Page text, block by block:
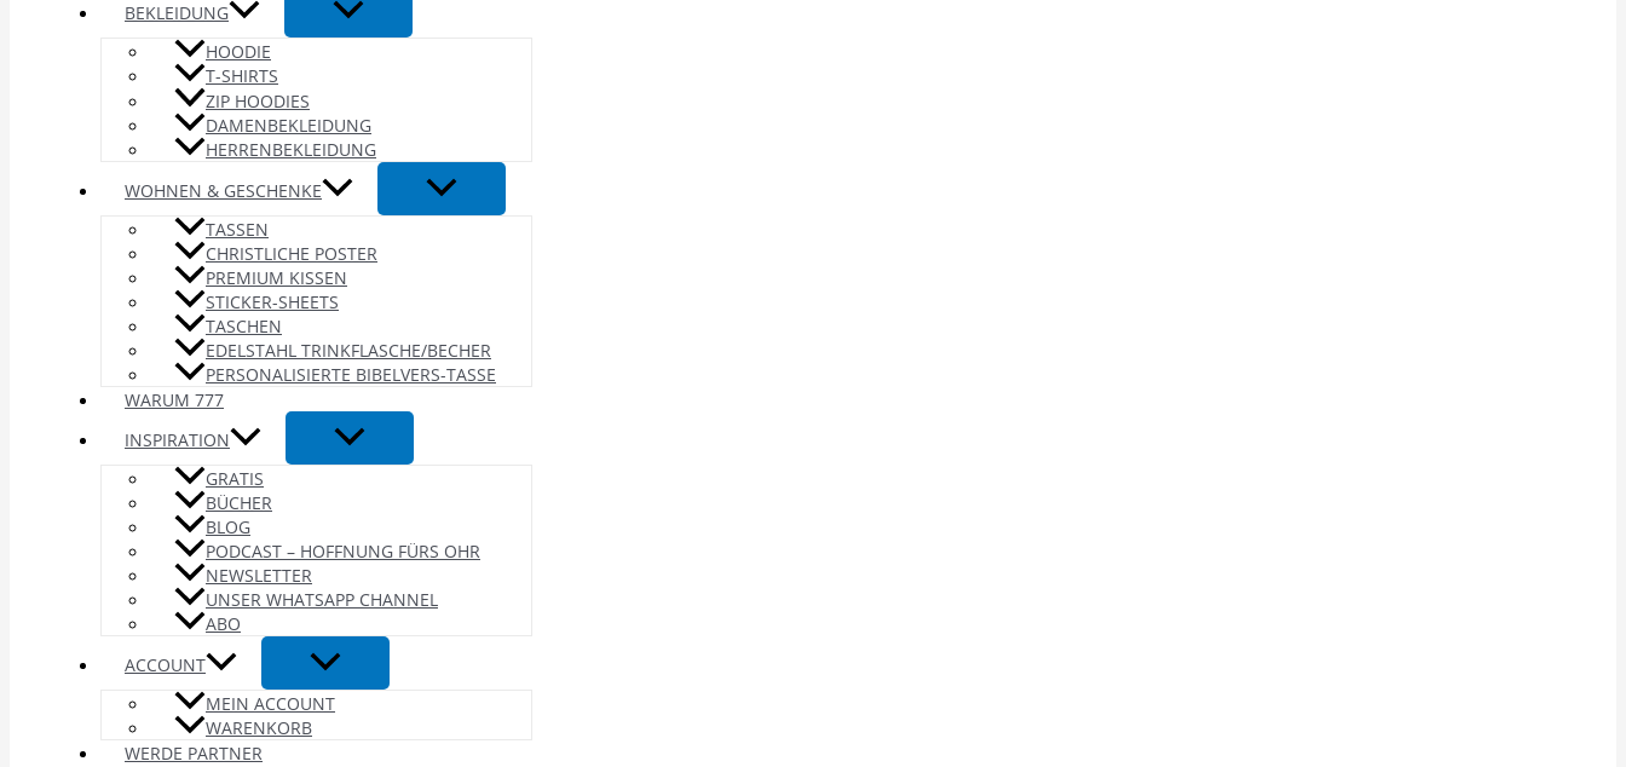
BEKLEIDUNG
HOODIE
T-SHIRTS
ZIP HOODIES
DAMENBEKLEIDUNG
HERRENBEKLEIDUNG
WOHNEN & GESCHENKE
TASSEN
CHRISTLICHE POSTER
PREMIUM KISSEN
STICKER-SHEETS
TASCHEN
EDELSTAHL TRINKFLASCHE/BECHER
PERSONALISIERTE BIBELVERS-TASSE
WARUM 777
INSPIRATION
GRATIS
BÜCHER
BLOG
PODCAST – HOFFNUNG FÜRS OHR
NEWSLETTER
UNSER WHATSAPP CHANNEL
ABO
ACCOUNT
MEIN ACCOUNT
WARENKORB
WERDE PARTNER